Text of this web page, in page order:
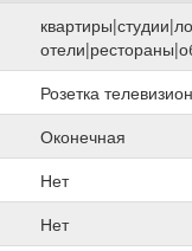
Розетка
Оконечная
Нет
Нет